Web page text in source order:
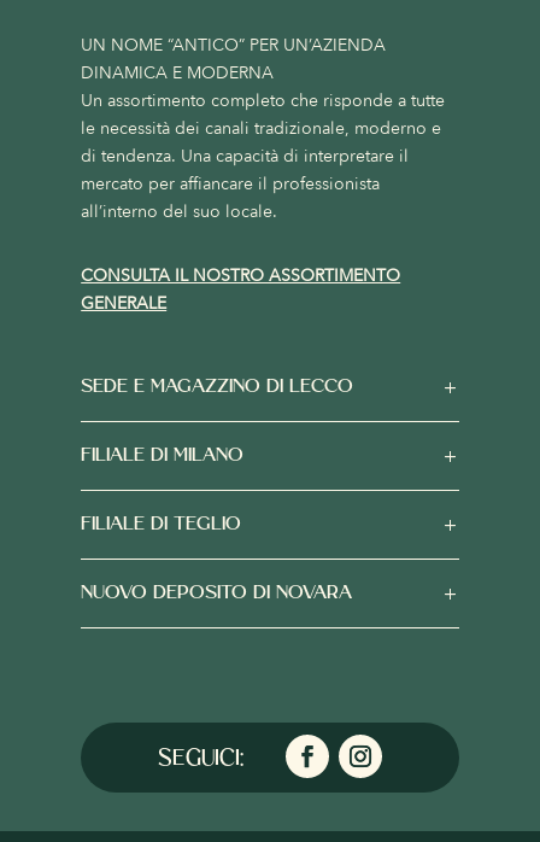
UN NOME “ANTICO” PER UN’AZIENDA
DINAMICA E MODERNA
Un assortimento completo che risponde a tutte
le necessità dei canali tradizionale, moderno e
di tendenza. Una capacità di interpretare il
mercato per affiancare il professionista
all’interno del suo locale.
CONSULTA IL NOSTRO ASSORTIMENTO
GENERALE
SEDE E MAGAZZINO DI LECCO
FILIALE DI MILANO
FILIALE DI TEGLIO
NUOVO DEPOSITO DI NOVARA